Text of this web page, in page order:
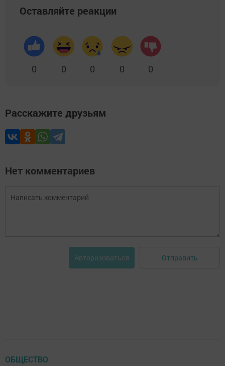
Оставляйте реакции
0 0 0 0 0
Расскажите друзьям
Нет комментариев
Авторизоваться Отправить
ОБЩЕСТВО